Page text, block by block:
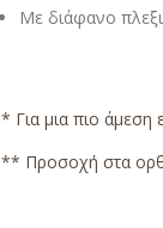
Με διάφανο
* Για μια πιο άμεση
** Προσοχή στα